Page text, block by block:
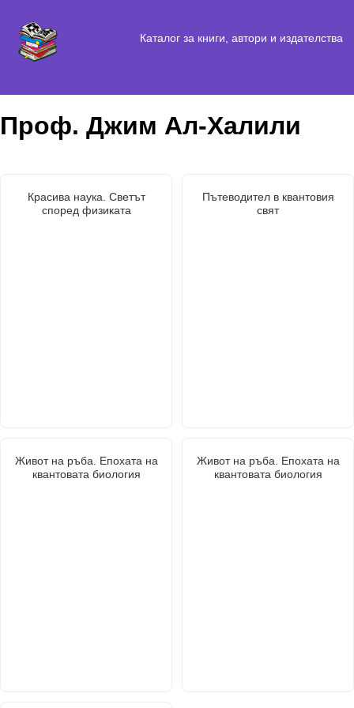
Каталог за книги, автори и издателства
Проф. Джим Ал-Халили
Красива наука. Светът
според физиката
Пътеводител в квантовия
свят
Живот на ръба. Епохата на
квантовата биология
Живот на ръба. Епохата на
квантовата биология